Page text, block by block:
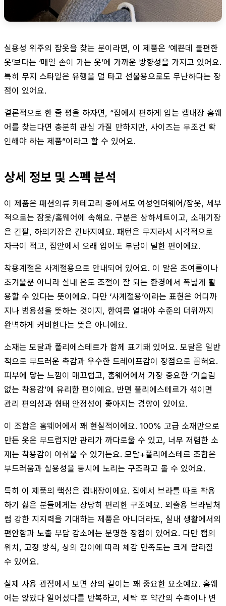
실용성 위주의 잠옷을 찾는 분이라면, 이 제품은 ‘예쁜데 불편한
옷’보다는 ‘매일 손이 가는 옷’에 가까운 방향성을 가지고 있어요.
특히 무지 스타일은 유행을 덜 타고 선물용으로도 무난하다는 장
점이 있어요.
결론적으로 한 줄 평을 하자면, “집에서 편하게 입는 캡내장 홈웨
어를 찾는다면 충분히 관심 가질 만하지만, 사이즈는 무조건 확
인해야 하는 제품”이라고 할 수 있어요.
상세 정보 및 스펙 분석
이 제품은 패션의류 카테고리 중에서도 여성언더웨어/잠옷, 세부
적으로는 잠옷/홈웨어에 속해요. 구분은 상하세트이고, 소매기장
은 긴팔, 하의기장은 긴바지예요. 패턴은 무지라서 시각적으로
자극이 적고, 집안에서 오래 입어도 부담이 덜한 편이에요.
착용계절은 사계절용으로 안내되어 있어요. 이 말은 초여름이나
초겨울뿐 아니라 실내 온도 조절이 잘 되는 환경에서 폭넓게 활
용할 수 있다는 뜻이에요. 다만 ‘사계절용’이라는 표현은 어디까
지나 범용성을 뜻하는 것이지, 한여름 열대야 수준의 더위까지
완벽하게 커버한다는 뜻은 아니에요.
소재는 모달과 폴리에스테르가 함께 표기돼 있어요. 모달은 일반
적으로 부드러운 촉감과 우수한 드레이프감이 장점으로 꼽혀요.
피부에 닿는 느낌이 매끄럽고, 홈웨어에서 가장 중요한 ‘거슬림
없는 착용감’에 유리한 편이에요. 반면 폴리에스테르가 섞이면
관리 편의성과 형태 안정성이 좋아지는 경향이 있어요.
이 조합은 홈웨어에서 꽤 현실적이에요. 100% 고급 소재만으로
만든 옷은 부드럽지만 관리가 까다로울 수 있고, 너무 저렴한 소
재는 착용감이 아쉬울 수 있거든요. 모달+폴리에스테르 조합은
부드러움과 실용성을 동시에 노리는 구조라고 볼 수 있어요.
특히 이 제품의 핵심은 캡내장이에요. 집에서 브라를 따로 착용
하기 싫은 분들에게는 상당히 편리한 구조예요. 외출용 브라탑처
럼 강한 지지력을 기대하는 제품은 아니더라도, 실내 생활에서의
편안함과 노출 부담 감소에는 분명한 장점이 있어요. 다만 캡의
위치, 고정 방식, 상의 길이에 따라 체감 만족도는 크게 달라질
수 있어요.
실제 사용 관점에서 보면 상의 길이는 꽤 중요한 요소예요. 홈웨
어는 앉았다 일어섰다를 반복하고, 세탁 후 약간의 수축이나 변